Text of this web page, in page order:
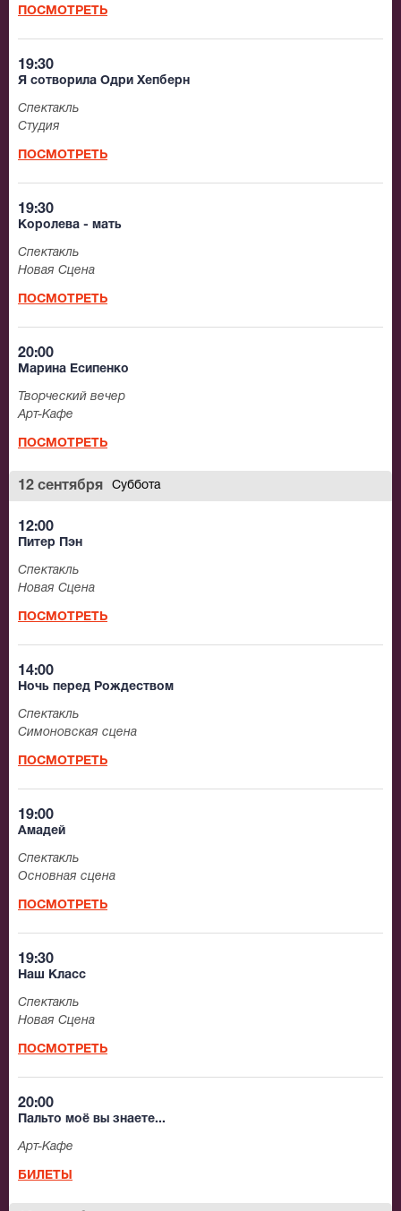
ПОСМОТРЕТЬ
19:30
Я сотворила Одри Хепберн
Спектакль
Студия
ПОСМОТРЕТЬ
19:30
Королева - мать
Спектакль
Новая Сцена
ПОСМОТРЕТЬ
20:00
Марина Есипенко
Творческий вечер
Арт-Кафе
ПОСМОТРЕТЬ
12 сентября Суббота
12:00
Питер Пэн
Спектакль
Новая Сцена
ПОСМОТРЕТЬ
14:00
Ночь перед Рождеством
Спектакль
Симоновская сцена
ПОСМОТРЕТЬ
19:00
Амадей
Спектакль
Основная сцена
ПОСМОТРЕТЬ
19:30
Наш Класс
Спектакль
Новая Сцена
ПОСМОТРЕТЬ
20:00
Пальто моё вы знаете...
Арт-Кафе
БИЛЕТЫ